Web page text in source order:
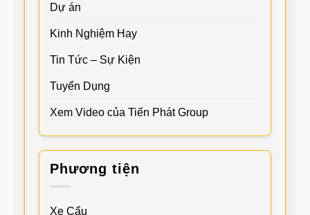
Dự án
Kinh Nghiệm Hay
Tin Tức – Sự Kiện
Tuyển Dụng
Xem Video của Tiến Phát Group
Phương tiện
Xe Cẩu